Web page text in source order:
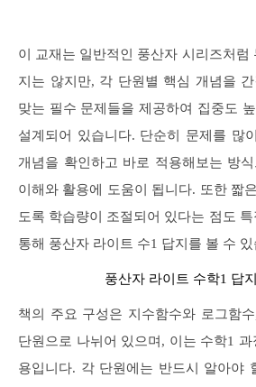
이 교재는 일반적인 풍산자 시리즈처럼
지는 않지만, 각 단원별 핵심 개념을 간
맞는 필수 문제들을 제공하여 집중도
설계되어 있습니다. 단순히 문제를 많
개념을 확인하고 바로 적용해보는 방
이해와 활용에 도움이 됩니다. 또한 짧
도록 학습량이 조절되어 있다는 점도
통해 풍산자 라이트 수1 답지를 볼 수 있
풍산자 라이트 수학1 답
책의 주요 구성은 지수함수와 로그함
단원으로 나뉘어 있으며, 이는 수학1
용입니다. 각 단원에는 반드시 알아야